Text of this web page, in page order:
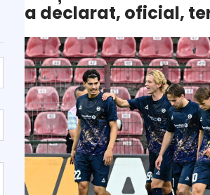
a declarat, oficial,